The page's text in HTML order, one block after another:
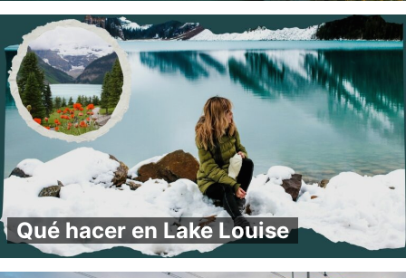
Qué hacer en Lake Louise